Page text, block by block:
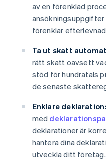
av en förenklad
ansökningsuppgifter
förenklar
Ta ut skatt
rätt skatt oavsett
stöd för hundratals
de senaste
Enklare deklaration:
med
deklarationer är
hantera dina
utveckla ditt företag.